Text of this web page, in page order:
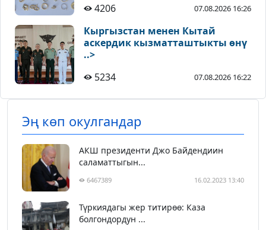
4206
07.08.2026 16:26
Кыргызстан менен Кытай
аскердик кызматташтыкты өнү
..>
5234
07.08.2026 16:22
Эң көп окулгандар
АКШ президенти Джо Байдендиин
саламаттыгын...
6467389 16.02.2023 13:40
Түркиядагы жер титирөө: Каза
болгондордун ...